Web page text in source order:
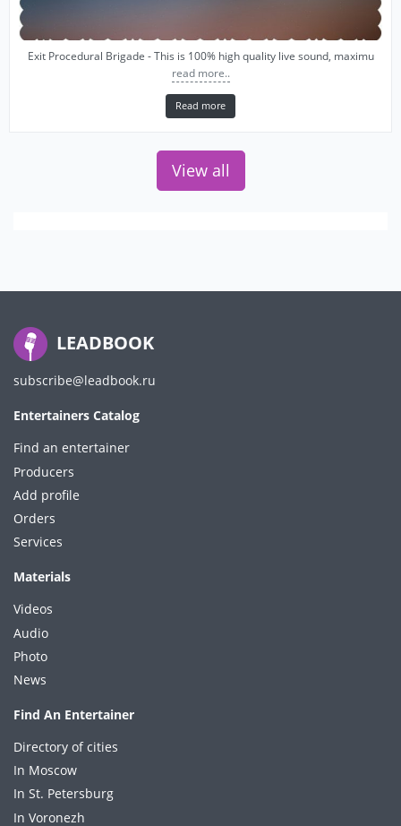
Exit Procedural Brigade - This is 100% high quality live sound, maximu
read more..
Read more
View all
LEADBOOK
subscribe@leadbook.ru
Entertainers Catalog
Find an entertainer
Producers
Add profile
Orders
Services
Materials
Videos
Audio
Photo
News
Find An Entertainer
Directory of cities
In Moscow
In St. Petersburg
In Voronezh